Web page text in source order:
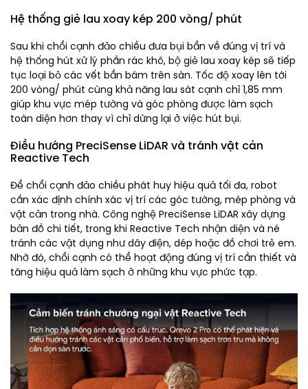
Hệ thống giẻ lau xoay kép 200 vòng/ phút
Sau khi chổi cạnh đảo chiều đưa bụi bẩn về đúng vị trí và
hệ thống hút xử lý phần rác khô, bộ giẻ lau xoay kép sẽ tiếp
tục loại bỏ các vết bẩn bám trên sàn. Tốc độ xoay lên tới
200 vòng/ phút cùng khả năng lau sát cạnh chỉ 1,85 mm
giúp khu vực mép tường và góc phòng được làm sạch
toàn diện hơn thay vì chỉ dừng lại ở việc hút bụi.
Điều hướng PreciSense LiDAR và tránh vật cản
Reactive Tech
Để chổi cạnh đảo chiều phát huy hiệu quả tối đa, robot
cần xác định chính xác vị trí các góc tường, mép phòng và
vật cản trong nhà. Công nghệ PreciSense LiDAR xây dựng
bản đồ chi tiết, trong khi Reactive Tech nhận diện và né
tránh các vật dụng như dây điện, dép hoặc đồ chơi trẻ em.
Nhờ đó, chổi cạnh có thể hoạt động đúng vị trí cần thiết và
tăng hiệu quả làm sạch ở những khu vực phức tạp.